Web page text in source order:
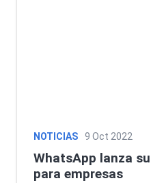
NOTICIAS 9 Oct 2022
WhatsApp lanza
para empresas